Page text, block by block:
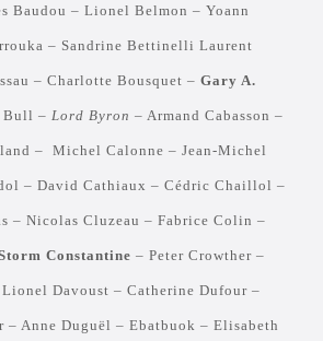
Baudou – Lionel Belmon – Yoann
– Sandrine Bettinelli Laurent
– Charlotte Bousquet – Gary A.
Bull – Lord Byron – Armand Cabasson –
– Michel Calonne – Jean-Michel
– David Cathiaux – Cédric Chaillol –
– Nicolas Cluzeau – Fabrice Colin –
Constantine – Peter Crowther –
Lionel Davoust – Catherine Dufour –
– Anne Duguël – Ebatbuok – Elisabeth